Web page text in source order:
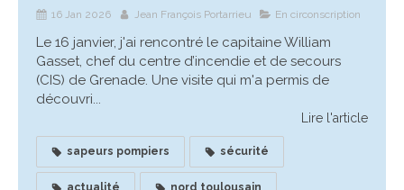
16 Jan 2026 Jean François Portarrieu En circonscription
Le 16 janvier, j'ai rencontré le capitaine William
Gasset, chef du centre d’incendie et de secours
(CIS) de Grenade. Une visite qui m'a permis de
découvri...
Lire l'article
sapeurs pompiers sécurité
actualité nord toulousain